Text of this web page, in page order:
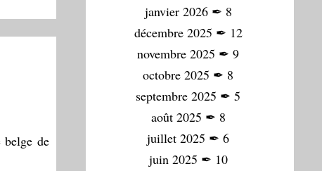
belge de
janvier 2026✒ 8
décembre 2025 ✒ 12
novembre 2025 ✒ 9
octobre 2025 ✒ 8
septembre 2025 ✒ 5
août 2025 ✒ 8
juillet 2025 ✒ 6
juin 2025 ✒ 10